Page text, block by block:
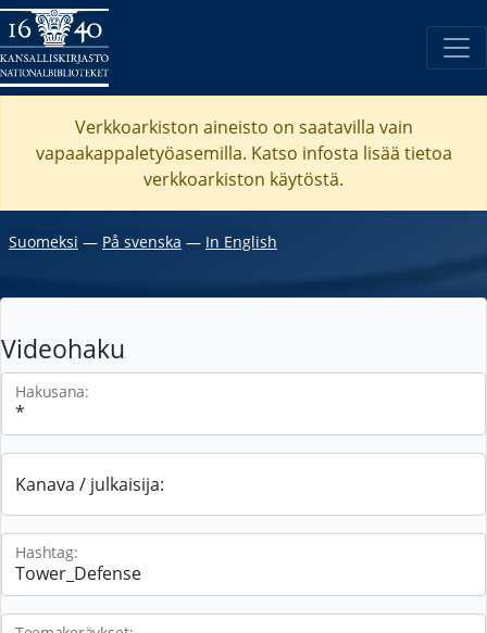
Verkkoarkiston aineisto on saatavilla vain
vapaakappaletyöasemilla. Katso infosta lisää tietoa
verkkoarkiston käytöstä.
Suomeksi ― På svenska ― In English
Videohaku
Hakusana:
Kanava / julkaisija:
Hashtag: